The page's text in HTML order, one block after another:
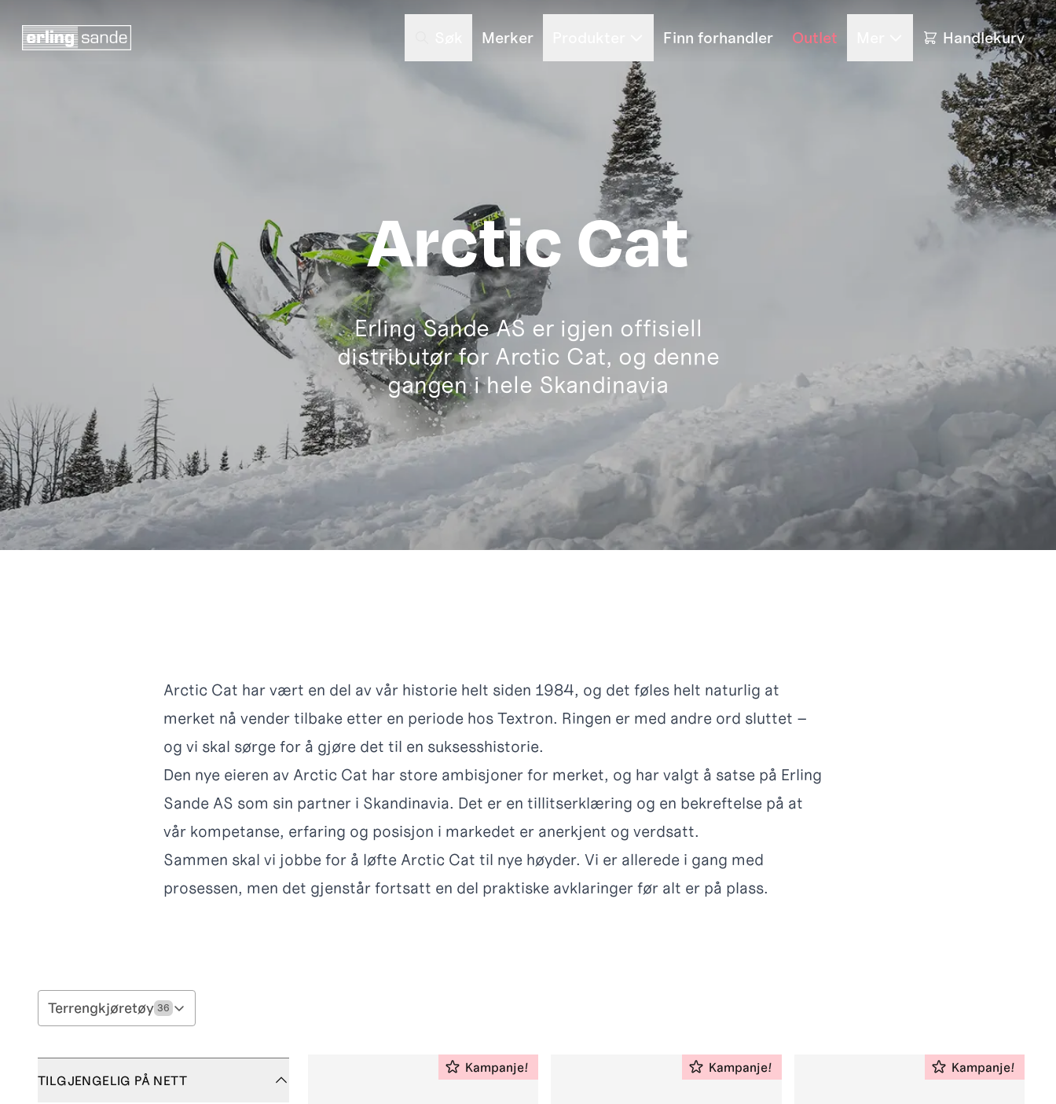
Merker Finn forhandler Outlet Handlekurv
Arctic Cat
Erling Sande AS er igjen offisiell
distributør for Arctic Cat, og denne
gangen i hele Skandinavia
Arctic Cat har vært en del av vår historie helt siden 1984, og det føles helt naturlig at
merket nå vender tilbake etter en periode hos Textron. Ringen er med andre ord sluttet –
og vi skal sørge for å gjøre det til en suksesshistorie.
Den nye eieren av Arctic Cat har store ambisjoner for merket, og har valgt å satse på Erling
Sande AS som sin partner i Skandinavia. Det er en tillitserklæring og en bekreftelse på at
vår kompetanse, erfaring og posisjon i markedet er anerkjent og verdsatt.
Sammen skal vi jobbe for å løfte Arctic Cat til nye høyder. Vi er allerede i gang med
prosessen, men det gjenstår fortsatt en del praktiske avklaringer før alt er på plass.
Terrengkjøretøy 36
TILGJENGELIG PÅ NETT
Kampanje! Kampanje! Kampanje!